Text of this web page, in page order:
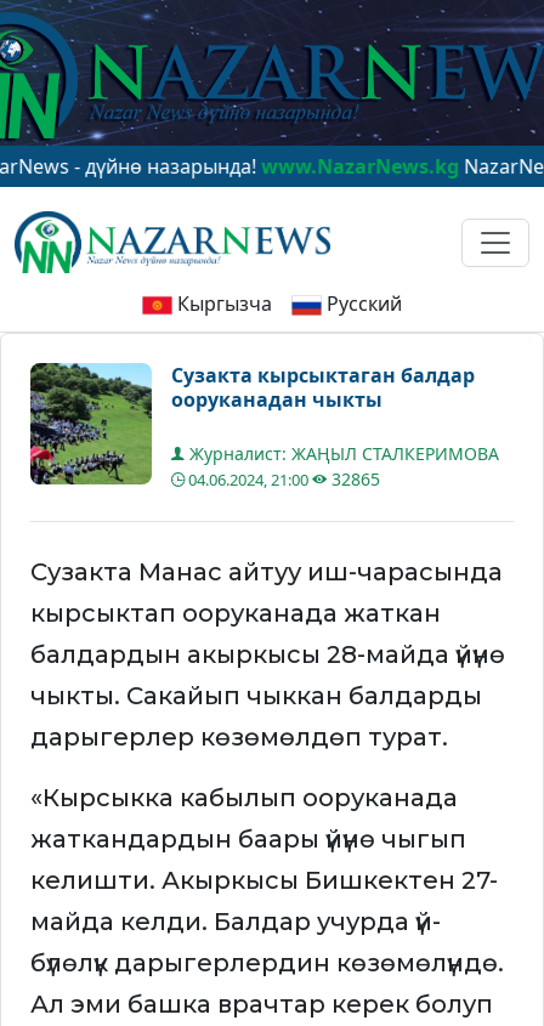
дүйнө назарында!www.NazarNews.kgNazarNews - в
Кыргызча Русский
Сузакта кырсыктаган балдар
ооруканадан чыкты
Журналист: ЖАҢЫЛ СТАЛКЕРИМОВА
04.06.2024, 21:00 32865
Сузакта Манас айтуу иш-чарасында
кырсыктап ооруканада жаткан
балдардын акыркысы 28-майда үйүнө
чыкты. Сакайып чыккан балдарды
дарыгерлер көзөмөлдөп турат.
«Кырсыкка кабылып ооруканада
жаткандардын баары үйүнө чыгып
келишти. Акыркысы Бишкектен 27-
майда келди. Балдар учурда үй-
бүлөлүк дарыгерлердин көзөмөлүндө.
Ал эми башка врачтар керек болуп